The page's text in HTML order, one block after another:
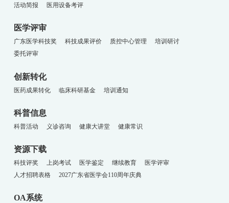
活动简报
医用设备考评
医学评审
广东医学科技奖 科技成果评价 质控中心管理
培训研讨
委托评审
创新转化
医药成果转化 临床科研基金 培训通知
科普信息
科普活动 义诊咨询 健康大讲堂 健康常识
资源下载
科技评奖 上岗考试 医学鉴定 继续教育
医学评审
人才招聘表格
2027广东省医学会110周年庆典
OA系统